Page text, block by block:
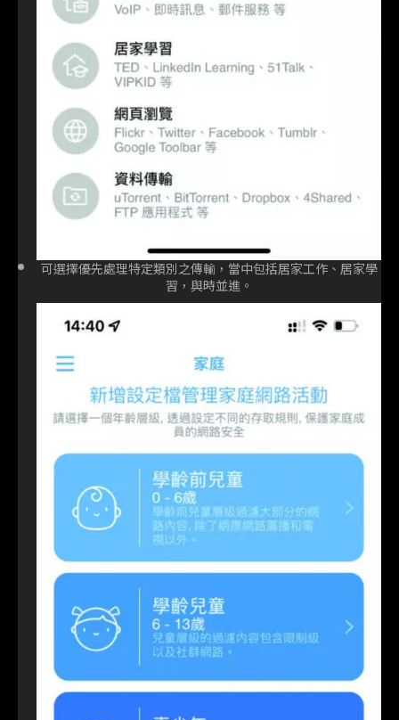
可選擇優先處理特定類別之傳輸，當中包括居家工作、居家學
習，與時並進。